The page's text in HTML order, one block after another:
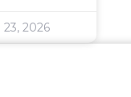
23, 2026